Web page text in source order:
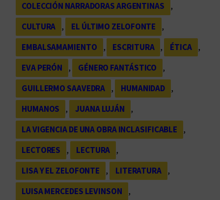
COLECCIÓN NARRADORAS ARGENTINAS
,
CULTURA
, EL ÚLTIMO ZELOFONTE
,
EMBALSAMAMIENTO
, ESCRITURA , ÉTICA
,
EVA PERÓN
, GÉNERO FANTÁSTICO
,
GUILLERMO SAAVEDRA
, HUMANIDAD
,
HUMANOS
, JUANA LUJÁN
,
LA VIGENCIA DE UNA OBRA INCLASIFICABLE
,
LECTORES
, LECTURA
,
LISA Y EL ZELOFONTE
, LITERATURA
,
LUISA MERCEDES LEVINSON
,